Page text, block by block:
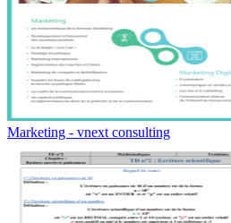
Marketing - vnext consulting